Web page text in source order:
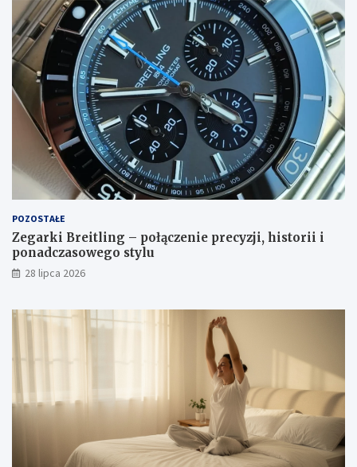
POZOSTAŁE
Zegarki Breitling – połączenie precyzji, historii i
ponadczasowego stylu
28 lipca 2026